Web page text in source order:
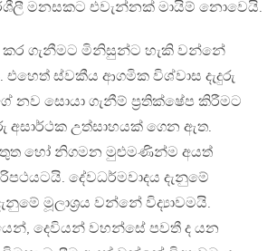
මනසකට එවැන්නක් මායිම් නොවෙයි.
කර ගැනීමට මිනිසුන්ට හැකි වන්නේ
එහෙත් ස්වකීය ආගමික විශ්වාස දැදුරු
නව සොයා ගැනීම් ප‍්‍රතික්ෂේප කිරීමට
අසාර්ථක උත්සාහයක් ගෙන ඇත.
හෝ නිගමන මුළුමණින්ම අයත්
දේවධර්මවාදය දැනුමේ
මූලාශ‍්‍රය වන්නේ විද්‍යාවමයි.
දෙවියන් වහන්සේ පවතී ද යන